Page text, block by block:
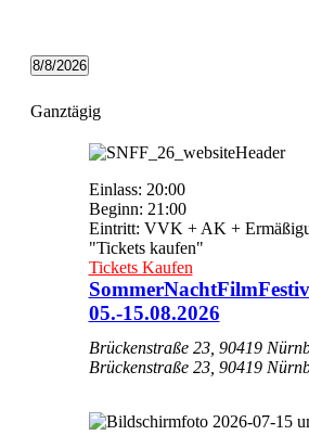
Veranstaltungen
August
8/8/2026
wählen.
Ganztägig
05.-15.08.2026
Einlass: 20:00
Beginn: 21:00
Eintritt: VVK + AK +
"Tickets kaufen"
Tickets Kaufen
Brückenstraße 23, 90419
Brückenstraße 23, 90419